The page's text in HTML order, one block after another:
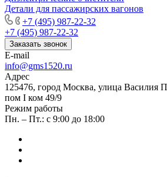
Детали для пассажирских вагонов
+7 (495) 987-22-32
+7 (495) 987-22-32
Заказать звонок
E-mail
info@gms1520.ru
Адрес
125476, город Москва, улица Василия
пом I ком 49/9
Режим работы
Пн. – Пт.: с 9:00 до 18:00